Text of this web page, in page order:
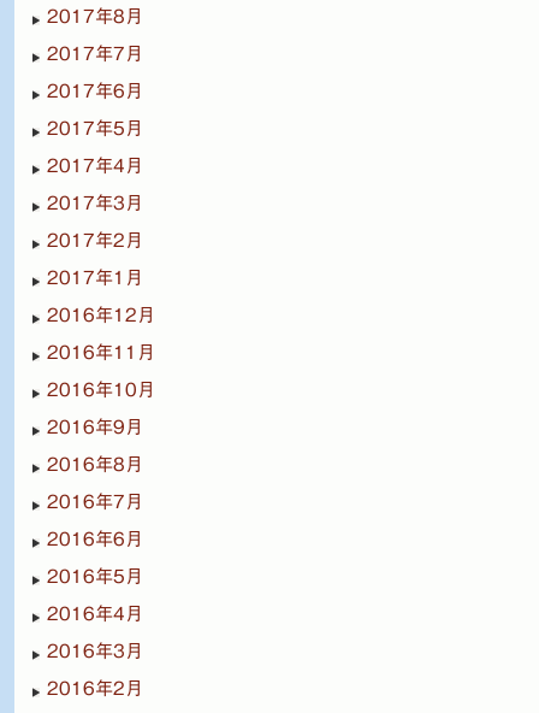
2017年8月
2017年7月
2017年6月
2017年5月
2017年4月
2017年3月
2017年2月
2017年1月
2016年12月
2016年11月
2016年10月
2016年9月
2016年8月
2016年7月
2016年6月
2016年5月
2016年4月
2016年3月
2016年2月